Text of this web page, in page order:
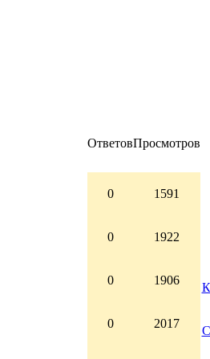
ОтветовПросмотров
0 1591
0 1922
0 1906
0 2017